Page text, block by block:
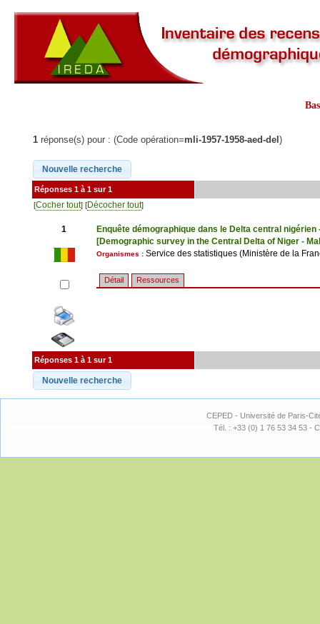
1 réponse(s) pour : (Code opération=mli-1957-1958-aed-del )
Réponses 1 à 1 sur 1
[Cocher tout] [Décocher tout]
1
Enquête démographique dans le Delta central nigérien
[Demographic survey in the Central Delta of Niger -
Organismes : Service des statistiques (Ministère de la
Détail Ressources
Réponses 1 à 1 sur 1
CEPED - Université de Paris-
Tél. : +33 (0) 1 76 53 34 53 -